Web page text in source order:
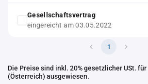
Gesellschaftsvertrag
eingereicht am 03.05.2022
1
Die Preise sind inkl. 20% gesetzlicher USt.
(Österreich) ausgewiesen.